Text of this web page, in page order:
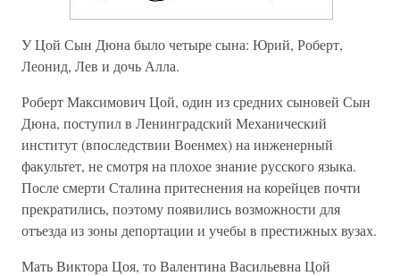
У Цой Сын Дюна было четыре сына: Юрий, Роберт,
Леонид, Лев и дочь Алла.
Роберт Максимович Цой, один из средних сыновей Сын
Дюна, поступил в Ленинградский Механический
институт (впоследствии Военмех) на инженерный
факультет, не смотря на плохое знание русского языка.
После смерти Сталина притеснения на корейцев почти
прекратились, поэтому появились возможности для
отъезда из зоны депортации и учебы в престижных вузах.
Мать Виктора Цоя, то Валентина Васильевна Цой